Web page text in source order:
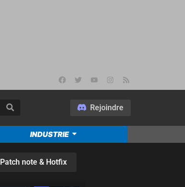
Rejoindre
INDUSTRIE
Patch note & Hotfix